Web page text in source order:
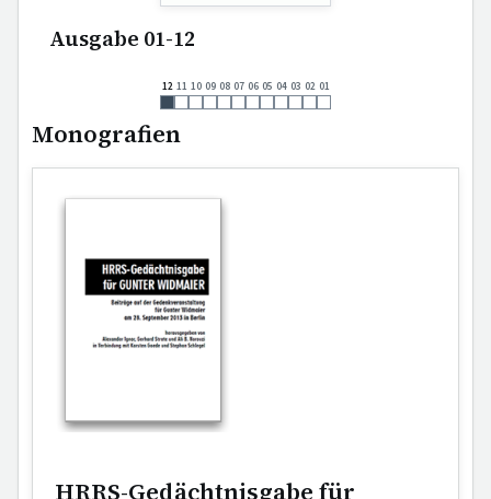
12 11 10 09 08 07 06 05 04 03 02 01
Ausgabe 01-12
Monografien
HRRS-Gedächtnisgabe für